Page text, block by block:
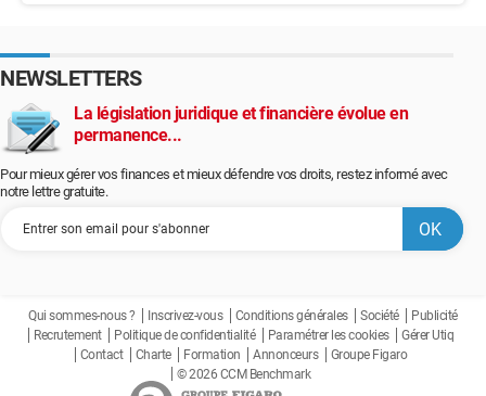
NEWSLETTERS
La législation juridique et financière évolue en
permanence...
Pour mieux gérer vos finances et mieux défendre vos droits, restez informé avec
notre lettre gratuite.
Qui sommes-nous ? Inscrivez-vous Conditions générales Société
Publicité
Recrutement
Politique de confidentialité Paramétrer les cookies
Gérer Utiq
Contact
Charte Formation Annonceurs
Groupe Figaro
© 2026 CCM Benchmark